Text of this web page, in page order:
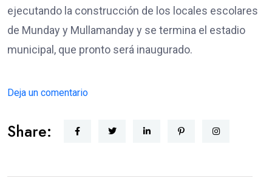
ejecutando la construcción de los locales escolares
de Munday y Mullamanday y se termina el estadio
municipal, que pronto será inaugurado.
Deja un comentario
Share: